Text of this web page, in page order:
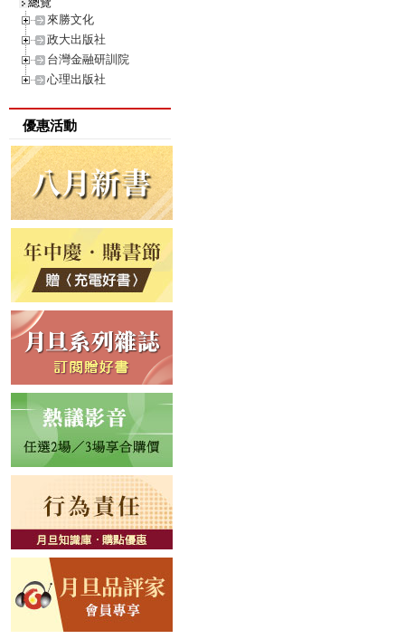
來勝文化
政大出版社
台灣金融研訓院
心理出版社
優惠活動